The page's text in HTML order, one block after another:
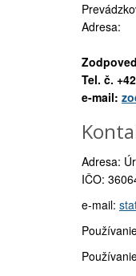
Tel. č.
e-mail:
Adresa:
IČO:
e-mail: